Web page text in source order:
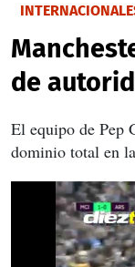
de
El equipo de Pep
dominio total en